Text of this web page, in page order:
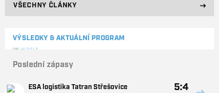
VŠECHNY ČLÁNKY
VÝSLEDKY & AKTUÁLNÍ PROGRAM
Poslední zápasy
ESA logistika Tatran Střešovice
5:4